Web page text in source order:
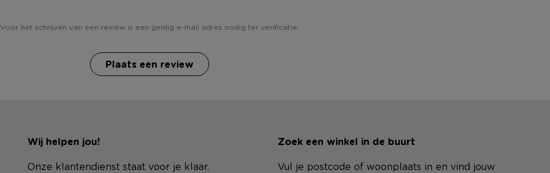
Voor het schrijven van een review is een geldig e-mail adres nodig ter verificatie.
Plaats een review
Wij helpen jou!
Onze klantendienst staat voor je klaar.
Zoek een winkel in de buurt
Vul je postcode of woonplaats in en vind jouw